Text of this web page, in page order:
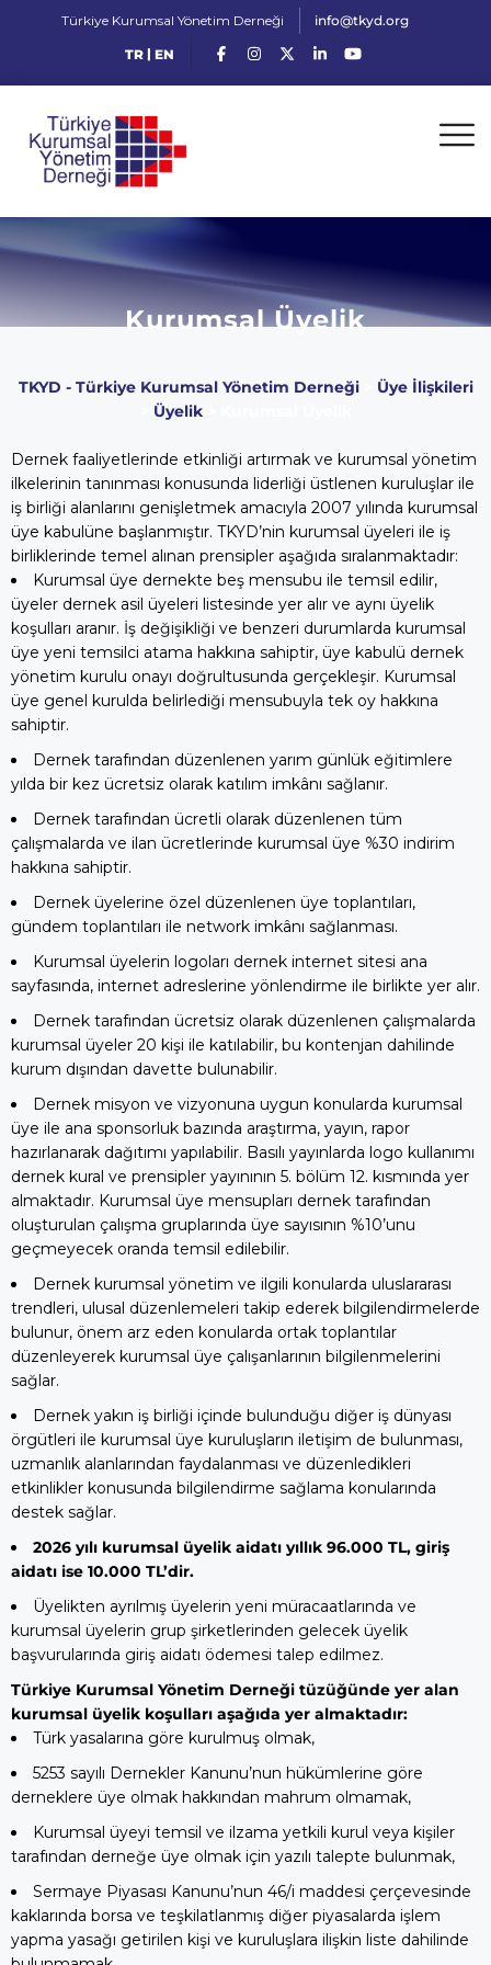
Türkiye Kurumsal Yönetim Derneği info@tkyd.org
TR| EN
Kurumsal Üyelik
TKYD - Türkiye Kurumsal Yönetim Derneği> Üye İlişkileri
Üyelik>
Dernek faaliyetlerinde etkinliği artırmak ve kurumsal yönetim
ilkelerinin tanınması konusunda liderliği üstlenen kuruluşlar ile
iş birliği alanlarını genişletmek amacıyla 2007 yılında kurumsal
üye kabulüne başlanmıştır. TKYD’nin kurumsal üyeleri ile iş
birliklerinde temel alınan prensipler aşağıda sıralanmaktadır:
Kurumsal üye dernekte beş mensubu ile temsil edilir,
üyeler dernek asil üyeleri listesinde yer alır ve aynı üyelik
koşulları aranır. İş değişikliği ve benzeri durumlarda kurumsal
üye yeni temsilci atama hakkına sahiptir, üye kabulü dernek
yönetim kurulu onayı doğrultusunda gerçekleşir. Kurumsal
üye genel kurulda belirlediği mensubuyla tek oy hakkına
sahiptir.
Dernek tarafından düzenlenen yarım günlük eğitimlere
yılda bir kez ücretsiz olarak katılım imkânı sağlanır.
Dernek tarafından ücretli olarak düzenlenen tüm
çalışmalarda ve ilan ücretlerinde kurumsal üye %30 indirim
hakkına sahiptir.
Dernek üyelerine özel düzenlenen üye toplantıları,
gündem toplantıları ile network imkânı sağlanması.
Kurumsal üyelerin logoları dernek internet sitesi ana
sayfasında, internet adreslerine yönlendirme ile birlikte yer alır.
Dernek tarafından ücretsiz olarak düzenlenen çalışmalarda
kurumsal üyeler 20 kişi ile katılabilir, bu kontenjan dahilinde
kurum dışından davette bulunabilir.
Dernek misyon ve vizyonuna uygun konularda kurumsal
üye ile ana sponsorluk bazında araştırma, yayın, rapor
hazırlanarak dağıtımı yapılabilir. Basılı yayınlarda logo kullanımı
dernek kural ve prensipler yayınının 5. bölüm 12. kısmında yer
almaktadır. Kurumsal üye mensupları dernek tarafından
oluşturulan çalışma gruplarında üye sayısının %10’unu
geçmeyecek oranda temsil edilebilir.
Dernek kurumsal yönetim ve ilgili konularda uluslararası
trendleri, ulusal düzenlemeleri takip ederek bilgilendirmelerde
bulunur, önem arz eden konularda ortak toplantılar
düzenleyerek kurumsal üye çalışanlarının bilgilenmelerini
sağlar.
Dernek yakın iş birliği içinde bulunduğu diğer iş dünyası
örgütleri ile kurumsal üye kuruluşların iletişim de bulunması,
uzmanlık alanlarından faydalanması ve düzenledikleri
etkinlikler konusunda bilgilendirme sağlama konularında
destek sağlar.
2026 yılı kurumsal üyelik aidatı yıllık 96.000 TL, giriş
aidatı ise 10.000 TL’dir.
Üyelikten ayrılmış üyelerin yeni müracaatlarında ve
kurumsal üyelerin grup şirketlerinden gelecek üyelik
başvurularında giriş aidatı ödemesi talep edilmez.
Türkiye Kurumsal Yönetim Derneği tüzüğünde yer alan
kurumsal üyelik koşulları aşağıda yer almaktadır:
Türk yasalarına göre kurulmuş olmak,
5253 sayılı Dernekler Kanunu’nun hükümlerine göre
derneklere üye olmak hakkından mahrum olmamak,
Kurumsal üyeyi temsil ve ilzama yetkili kurul veya kişiler
tarafından derneğe üye olmak için yazılı talepte bulunmak,
Sermaye Piyasası Kanunu’nun 46/i maddesi çerçevesinde
kaklarında borsa ve teşkilatlanmış diğer piyasalarda işlem
yapma yasağı getirilen kişi ve kuruluşlara ilişkin liste dahilinde